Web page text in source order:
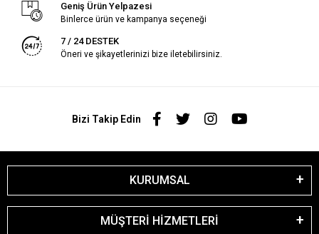
Geniş Ürün Yelpazesi
Binlerce ürün ve kampanya seçeneği
7 / 24 DESTEK
Öneri ve şikayetlerinizi bize iletebilirsiniz.
Bizi Takip Edin
KURUMSAL
MÜŞTERİ HİZMETLERİ